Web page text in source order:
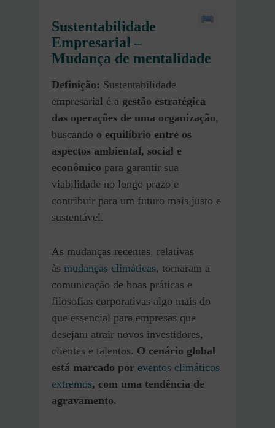
Sustentabilidade
Empresarial –
Mudança de mentalidade
Definição: Sustentabilidade
empresarial é a gestão estratégica
das operações de uma organização,
buscando o equilíbrio entre os
aspectos ambiental, social e
econômico para garantir sua
viabilidade no longo prazo e
contribuir para um futuro mais justo e
sustentável.
As mudanças recentes, relativas
às mudanças climáticas, tornaram a
comunicação de boas práticas e
filosofias corporativas algo mais do
que essencial para empresas que
desejam atrair novos investidores,
clientes e talentos. O cenário global
está marcado por eventos climáticos
extremos, com uma tendência de
agravamento.